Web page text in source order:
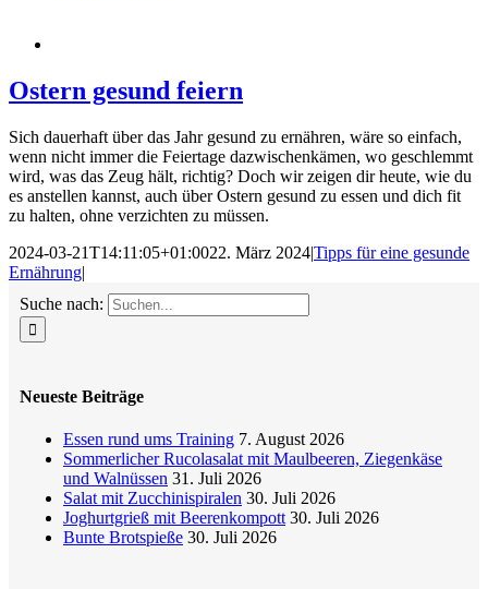
Ostern gesund feiern
Sich dauerhaft über das Jahr gesund zu ernähren, wäre so einfach,
wenn nicht immer die Feiertage dazwischenkämen, wo geschlemmt
wird, was das Zeug hält, richtig? Doch wir zeigen dir heute, wie du
es anstellen kannst, auch über Ostern gesund zu essen und dich fit
zu halten, ohne verzichten zu müssen.
2024-03-21T14:11:05+01:0022. März 2024|Tipps für eine gesunde
Ernährung|
Suche nach:
Neueste Beiträge
Essen rund ums Training 7. August 2026
Sommerlicher Rucolasalat mit Maulbeeren, Ziegenkäse
und Walnüssen 31. Juli 2026
Salat mit Zucchinispiralen 30. Juli 2026
Joghurtgrieß mit Beerenkompott 30. Juli 2026
Bunte Brotspieße 30. Juli 2026